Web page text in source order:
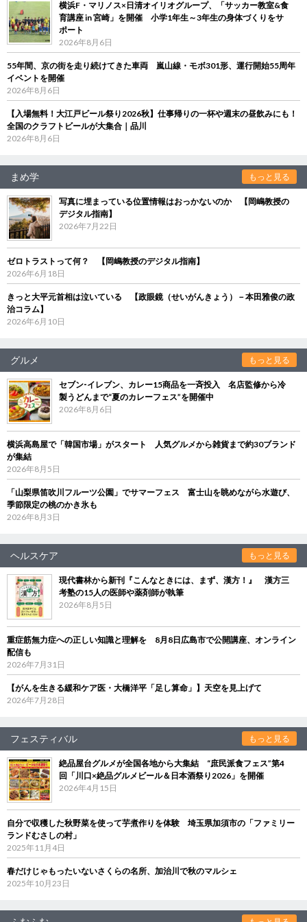
横浜F・マリノス×日清オイリオグループ、「サッカー教室&食
育講座 in 宮崎」を開催 小学1年生～3年生の身体づくりをサ
ポート
2026年8月6日
55年間、京の街を走り続けてきた車両 嵐山線・モボ301形、運行開始55周年
イベントを開催
2026年8月6日
【入場無料！大江戸ビール祭り2026秋】仕事帰りの一杯や週末の昼飲みにも！
全国のクラフトビールが大集合｜品川
2026年8月6日
まめ学 もっと見る
写真に埋まっている位置情報はおっかないのか 【岡嶋教授の
デジタル指南】
2026年7月22日
ゼロトラストって何？ 【岡嶋教授のデジタル指南】
2026年6月18日
きっと大平元首相は泣いている 【政眼鏡（せいがんきょう）－本田雅俊の政
治コラム】
2026年6月10日
グルメ もっと見る
セブン‐イレブン、カレー15商品を一斉投入 名店監修から冷
製うどんまで“夏のカレーフェス”を開催中
2026年8月6日
横浜高島屋で「韓国市場」がスタート 人気グルメから雑貨まで約30ブランド
が集結
2026年8月5日
「山梨県笛吹川フルーツ公園」でサマーフェス 富士山を眺めながら水遊び、
季節限定の桃のかき氷も
2026年8月3日
ヘルスケア もっと見る
現代書林から新刊『こんなときには、まず、漢方！』 漢方三
考塾の15人の医師や薬剤師が執筆
2026年8月5日
重症筋無力症への正しい知識と理解を 8月8日広島市で公開講座、オンライン
配信も
2026年7月31日
【がんを生きる緩和ケア医・大橋洋平「足し算命」】天空を見上げて
2026年7月28日
フェスティバル もっと見る
絶品屋台グルメが全国各地から大集結 “庶民派食フェス”第4
回「川口×絶品グルメビール＆日本酒祭り2026」を開催
2026年4月15日
自分で収穫した秋野菜を使って芋煮作りを体験 埼玉県加須市の「ファミリー
ランドむさしの村」
2025年11月4日
春だけじゃもったいないさくらの名所、加治川で秋のマルシェ
2025年10月23日